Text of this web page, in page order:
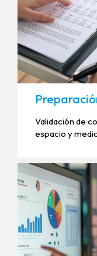
Validación de
espacio y